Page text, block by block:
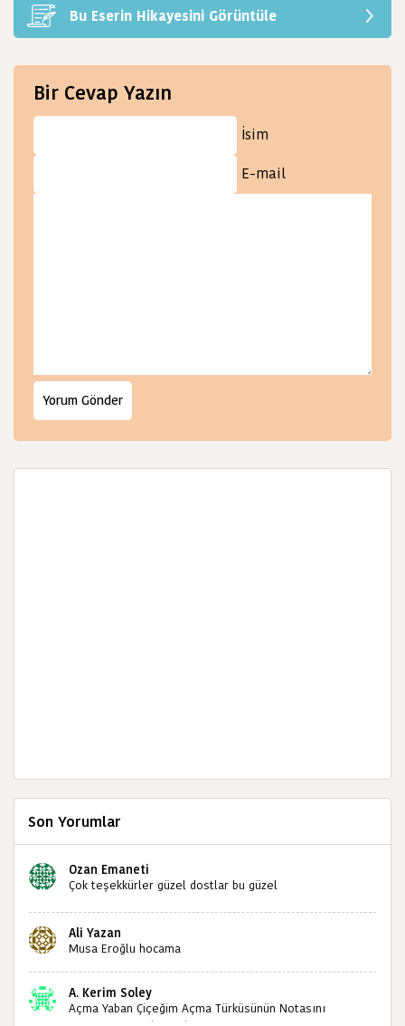
Bu Eserin Hikayesini Görüntüle
Bir Cevap Yazın
İsim
E-mail
Son Yorumlar
Ozan Emaneti
Çok teşekkürler güzel dostlar bu güzel
sizlerin sayesinde türkülerimiz ölmeyecektir tekrar
teşekkürler saygılarımla
Ali Yazan
Musa Eroğlu hocama
A. Kerim Soley
Açma Yaban Çiçeğim Açma Türküsünün Notasını